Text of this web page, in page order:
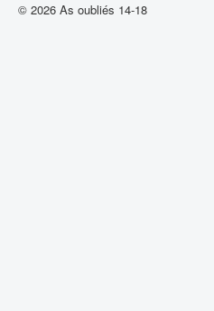
© 2026 As oubliés 14-18